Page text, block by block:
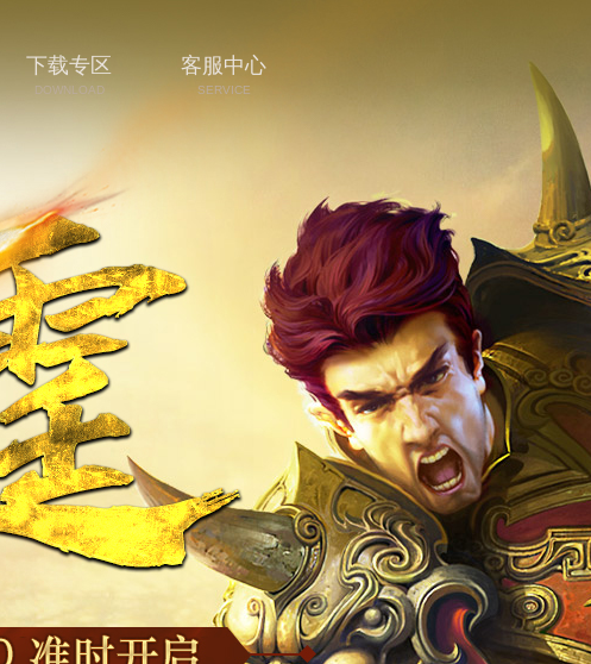
下载专区
DOWNLOAD
客服中心
SERVICE